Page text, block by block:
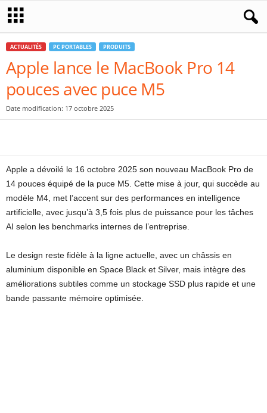
ACTUALITÉS PC PORTABLES PRODUITS
Apple lance le MacBook Pro 14
pouces avec puce M5
Date modification: 17 octobre 2025
Apple a dévoilé le 16 octobre 2025 son nouveau MacBook Pro de
14 pouces équipé de la puce M5. Cette mise à jour, qui succède au
modèle M4, met l’accent sur des performances en intelligence
artificielle, avec jusqu’à 3,5 fois plus de puissance pour les tâches
AI selon les benchmarks internes de l’entreprise.
Le design reste fidèle à la ligne actuelle, avec un châssis en
aluminium disponible en Space Black et Silver, mais intègre des
améliorations subtiles comme un stockage SSD plus rapide et une
bande passante mémoire optimisée.